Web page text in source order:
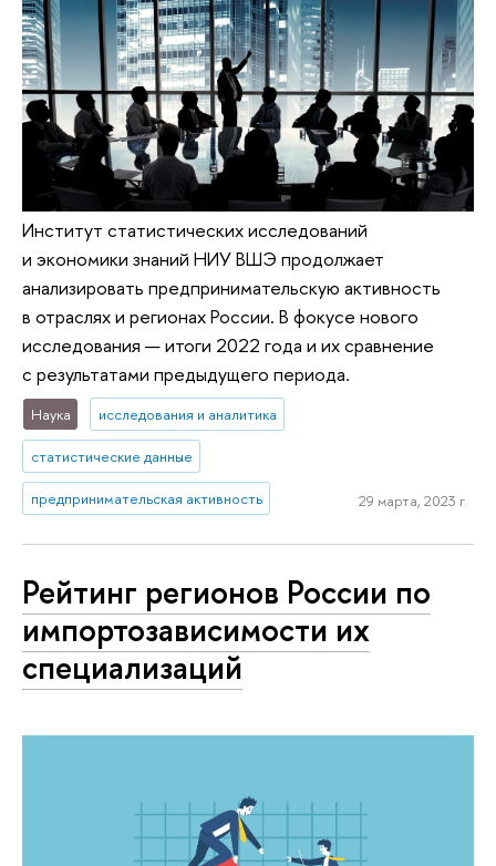
Институт статистических исследований
и экономики знаний НИУ ВШЭ продолжает
анализировать предпринимательскую активность
в отраслях и регионах России. В фокусе нового
исследования — итоги 2022 года и их сравнение
с результатами предыдущего периода.
Наука исследования и аналитика
статистические данные
предпринимательская активность 29 марта, 2023 г.
Рейтинг регионов России по
импортозависимости их
специализаций